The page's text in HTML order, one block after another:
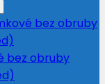
bez obruby
bez obruby